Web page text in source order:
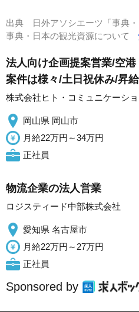
出典
日外アソシエーツ「事典・
事典・日本の観光資源について
法人向け企画提案営業/空
案件は様々/土日祝休み/昇
株式会社ヒト・コミュニケーシ
岡山県 岡山市
月給22万円～34万円
正社員
物流企業の法人営業
ロジスティード中部株式会社
愛知県 名古屋市
月給22万円～27万円
正社員
Sponsored by